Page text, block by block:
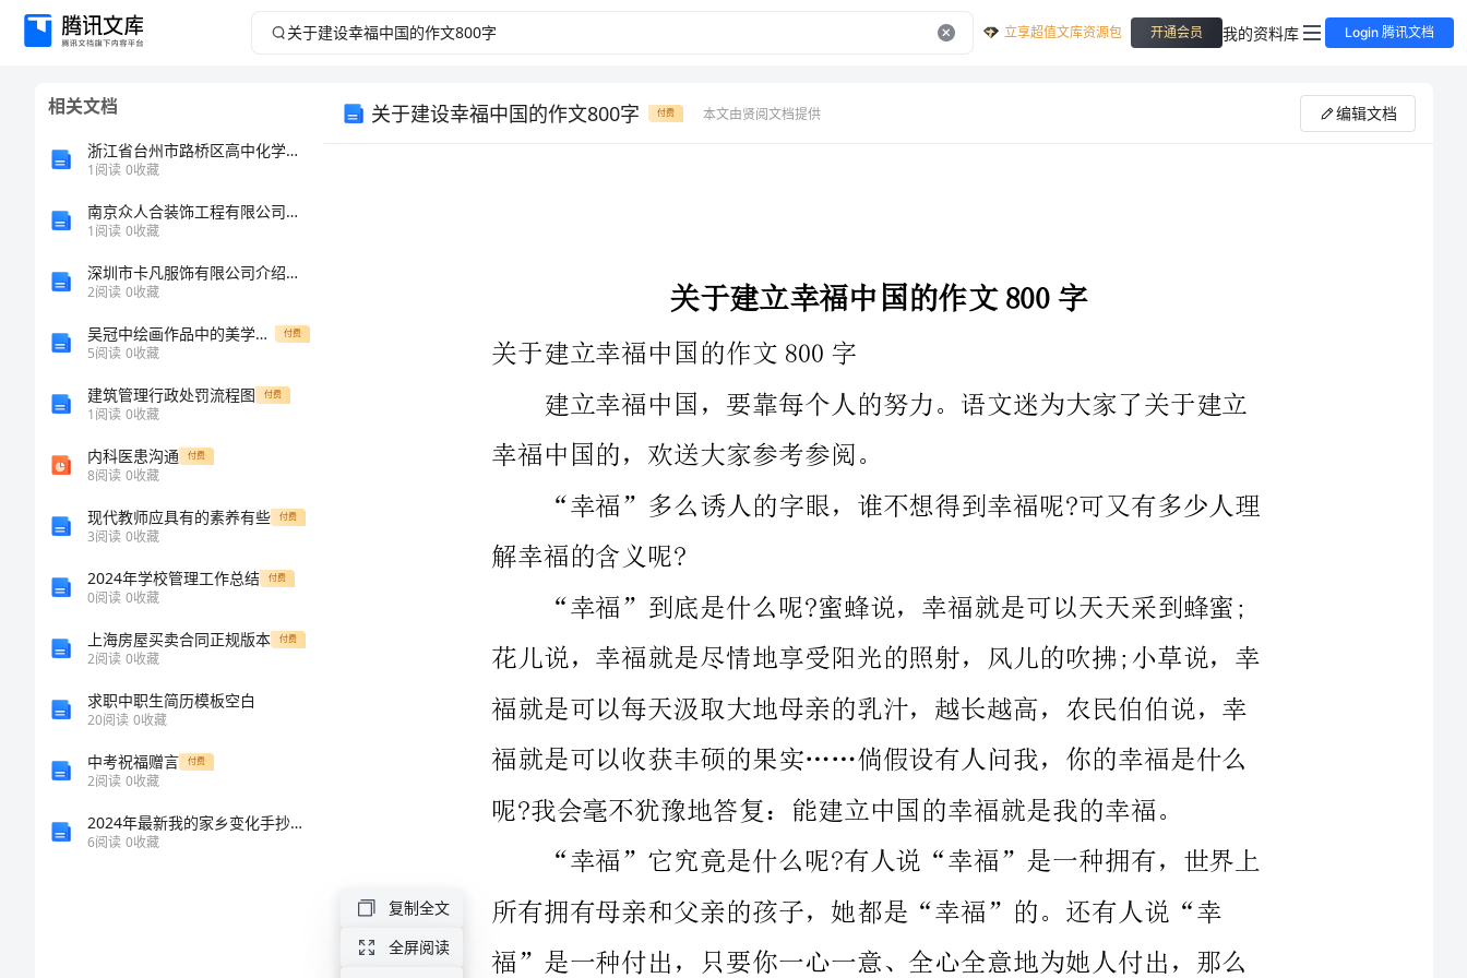
关
800
立享超值文库资源包 开通会员 我的资料库 Login 腾讯文档
相关文档
浙江省台州市路桥区高中化学专题三从矿物到基础材料第二单元铁、铜的获取及应用2.2铁、铜及其化合物的应用学案无答案苏教版必修1通用
1阅读 0收藏
南京众人合装饰工程有限公司介绍企业发展分析报告
1阅读 0收藏
深圳市卡凡服饰有限公司介绍企业发展分析报告
2阅读 0收藏
吴冠中绘画作品中的美学特征 付费
5阅读 0收藏
建筑管理行政处罚流程图 付费
1阅读 0收藏
内科医患沟通 付费
8阅读 0收藏
现代教师应具有的素养有些 付费
3阅读 0收藏
2024年学校管理工作总结 付费
0阅读 0收藏
上海房屋买卖合同正规版本 付费
2阅读 0收藏
求职中职生简历模板空白
20阅读 0收藏
中考祝福赠言 付费
2阅读 0收藏
2024年最新我的家乡变化手抄报我的家乡变化(实用篇)
6阅读 0收藏
关于建设幸福中国的作文800字 付费 本文由贤阅文档提供 编辑文档
候你也会感到“幸福”。还有人说“幸福”是一种快乐，是一种特
殊的快乐，当家人坐在你身旁，和你一起说说笑笑，听你叽叽喳喳
地谈起校园里的事儿，这也是一种“幸福”。还有人说，当你受了
建立幸福中国，要靠每个人的努力。语文迷为大家了关于建立
幸福中国的，欢送大家参考参阅。
“幸福”多么诱人的字眼，谁不想得到幸福呢?可又有多少人理
花儿说，幸福就是尽情地享受阳光的照射，风儿的吹拂;小草说，幸
福就是可以收获丰硕的果实……倘假设有人问我，你的幸福是什么
“幸福”它究竟是什么呢?有人说“幸福”是一种拥有，世界上
所有拥有母亲和父亲的孩子，她都是“幸福”的。还有人说“幸
福”是一种付出，只要你一心一意、全心全意地为她人付出，那么
复制全文
全屏阅读